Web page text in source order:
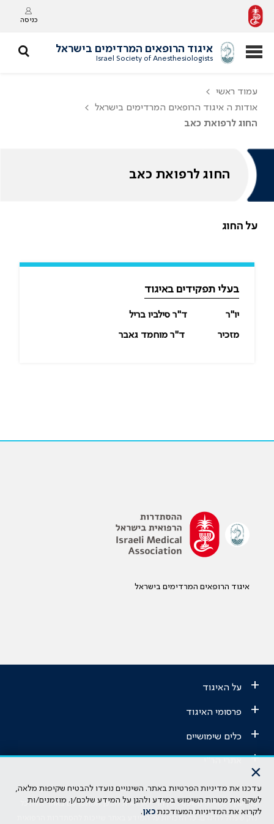
כניסה
איגוד הרופאים המרדימים בישראל
Israel Society of Anesthesiologists
עמוד ראשי
אודות ה איגוד הרופאים המרדימים בישראל
החוג לרפואת כאב
החוג לרפואת כאב
על החוג
בעלי תפקידים באיגוד
יו"ר ד"ר סילביו בריל
מזכיר ד"ר מוחמד גאבר
איגוד הרופאים המרדימים בישראל
+ על האיגוד
+ פרסומי האיגוד
+ כלים שימושיים
+
הבהרה משפטית: כל נושא המופיע באתר זה נועד להשכלה בלבד ואין לראות
בו ייעוץ רפואי או משפטי. אין הר"י אחראית לתוכן המתפרסם באתר זה ולכל
נזק שעלול להיגרם. כל הזכויות על המידע באתר שייכות להסתדרות הרפואית
×
עדכנו את מדיניות הפרטיות באתר. השינויים נועדו להבטיח שקיפות מלאה,
לשקף את מטרות השימוש במידע ולהגן על המידע שלכם/ן. מוזמנים/ות
לקרוא את המדיניות המעודכנת כאן.